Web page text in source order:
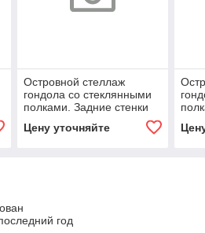
Островной стеллаж
гондола со стеклянными
полками. Задние стенки
ДСП. Легкая серия LS 2-
05
Цену уточняйте
год